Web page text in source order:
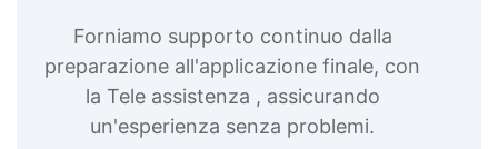
Forniamo supporto continuo dalla
preparazione all'applicazione finale, con
la Tele assistenza , assicurando
un'esperienza senza problemi.